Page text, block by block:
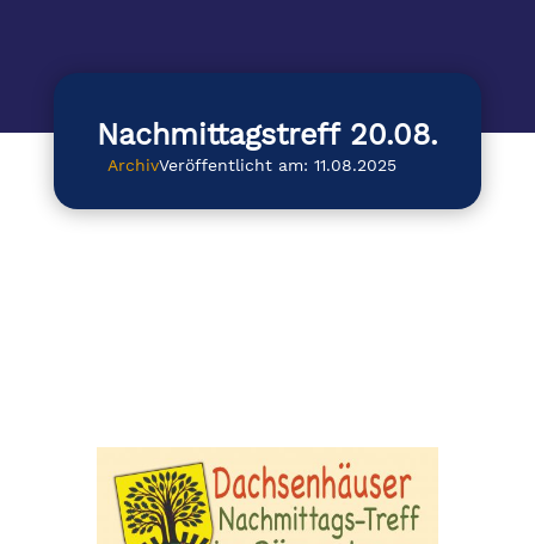
Nachmittagstreff 20.08.
ArchivVeröffentlicht am: 11.08.2025